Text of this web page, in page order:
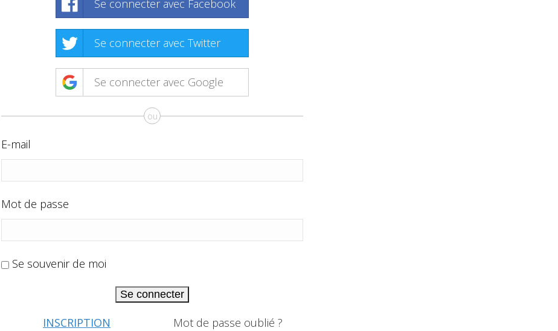
Se connecter avec Facebook
Se connecter avec Twitter
Se connecter avec Google
ou
E-mail
Mot de passe
Se souvenir de moi
Se connecter
INSCRIPTION Mot de passe oublié ?